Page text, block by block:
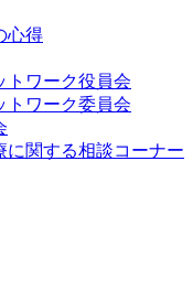
心得
トワーク役員会
トワーク委員会
に関する相談コーナー